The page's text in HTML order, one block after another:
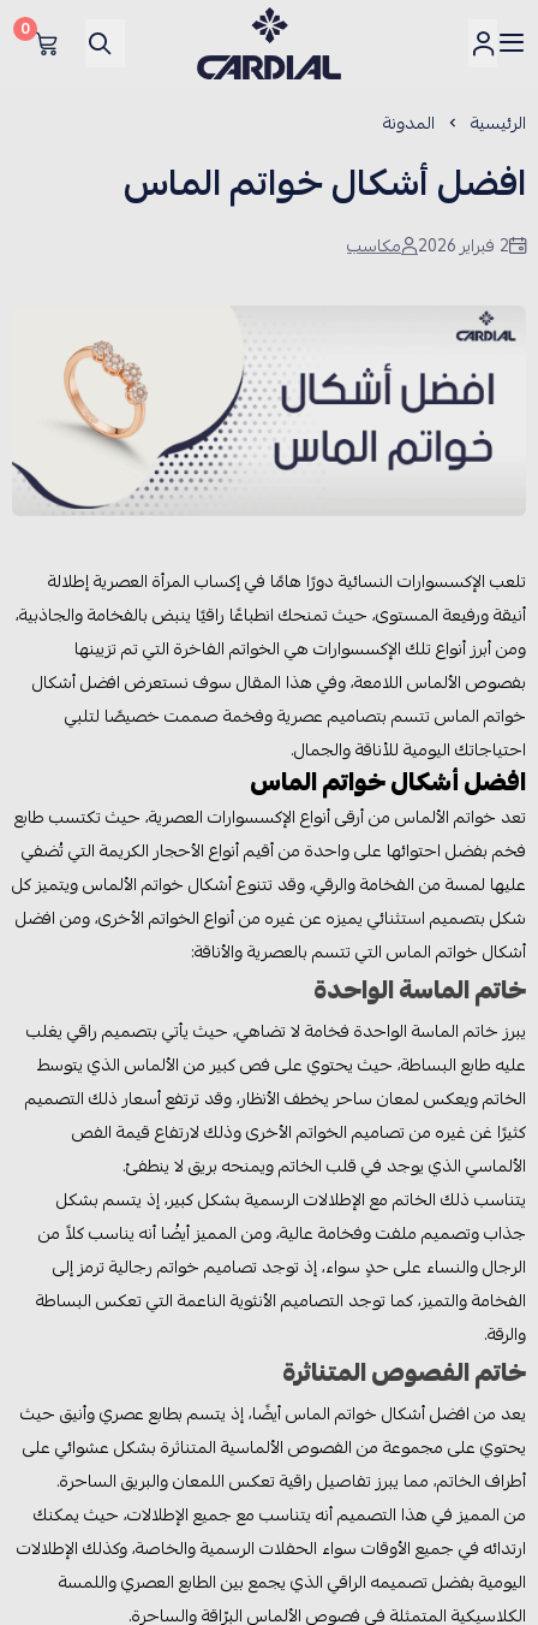
كارديــال
0
الرئيسية المدونة
افضل أشكال خواتم الماس
2 فبراير 2026 مكاسب
تلعب الإكسسوارات النسائية دورًا هامًا في إكساب المرأة العصرية إطلالة
أنيقة ورفيعة المستوى، حيث تمنحك انطباعًا راقيًا ينبض بالفخامة والجاذبية،
ومن أبرز أنواع تلك الإكسسوارات هي الخواتم الفاخرة التي تم تزيينها
بفصوص الألماس اللامعة، وفي هذا المقال سوف نستعرض افضل أشكال
خواتم الماس تتسم بتصاميم عصرية وفخمة صممت خصيصًا لتلبي
احتياجاتك اليومية للأناقة والجمال.
افضل أشكال خواتم الماس
تعد خواتم الألماس من أرقى أنواع الإكسسوارات العصرية، حيث تكتسب طابع
فخم بفضل احتوائها على واحدة من أقيم أنواع الأحجار الكريمة التي تُضفي
عليها لمسة من الفخامة والرقي، وقد تتنوع أشكال خواتم الألماس ويتميز كل
شكل بتصميم استثنائي يميزه عن غيره من أنواع الخواتم الأخرى، ومن افضل
أشكال خواتم الماس التي تتسم بالعصرية والأناقة:
خاتم الماسة الواحدة
يبرز خاتم الماسة الواحدة فخامة لا تضاهي، حيث يأتي بتصميم راقي يغلب
عليه طابع البساطة، حيث يحتوي على فص كبير من الألماس الذي يتوسط
الخاتم ويعكس لمعان ساحر يخطف الأنظار، وقد ترتفع أسعار ذلك التصميم
كثيرًا غن غيره من تصاميم الخواتم الأخرى وذلك لارتفاع قيمة الفص
الألماسي الذي يوجد في قلب الخاتم ويمنحه بريق لا ينطفئ.
يتناسب ذلك الخاتم مع الإطلالات الرسمية بشكل كبير، إذ يتسم بشكل
جذاب وتصميم ملفت وفخامة عالية، ومن المميز أيضُا أنه يناسب كلاً من
الرجال والنساء على حدٍ سواء، إذ توجد تصاميم خواتم رجالية ترمز إلى
الفخامة والتميز، كما توجد التصاميم الأنثوية الناعمة التي تعكس البساطة
والرقة.
خاتم الفصوص المتناثرة
يعد من افضل أشكال خواتم الماس أيضًا، إذ يتسم بطابع عصري وأنيق حيث
يحتوي على مجموعة من الفصوص الألماسية المتناثرة بشكل عشوائي على
أطراف الخاتم، مما يبرز تفاصيل راقية تعكس اللمعان والبريق الساحرة.
من المميز في هذا التصميم أنه يتناسب مع جميع الإطلالات، حيث يمكنك
ارتدائه في جميع الأوقات سواء الحفلات الرسمية والخاصة، وكذلك الإطلالات
اليومية بفضل تصميمه الراقي الذي يجمع بين الطابع العصري واللمسة
الكلاسيكية المتمثلة في فصوص الألماس البرّاقة والساحرة.